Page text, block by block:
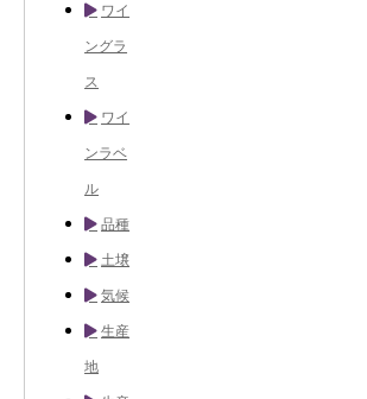
ワイ
ングラ
ス
ワイ
ンラベ
ル
品種
土壌
気候
生産
地